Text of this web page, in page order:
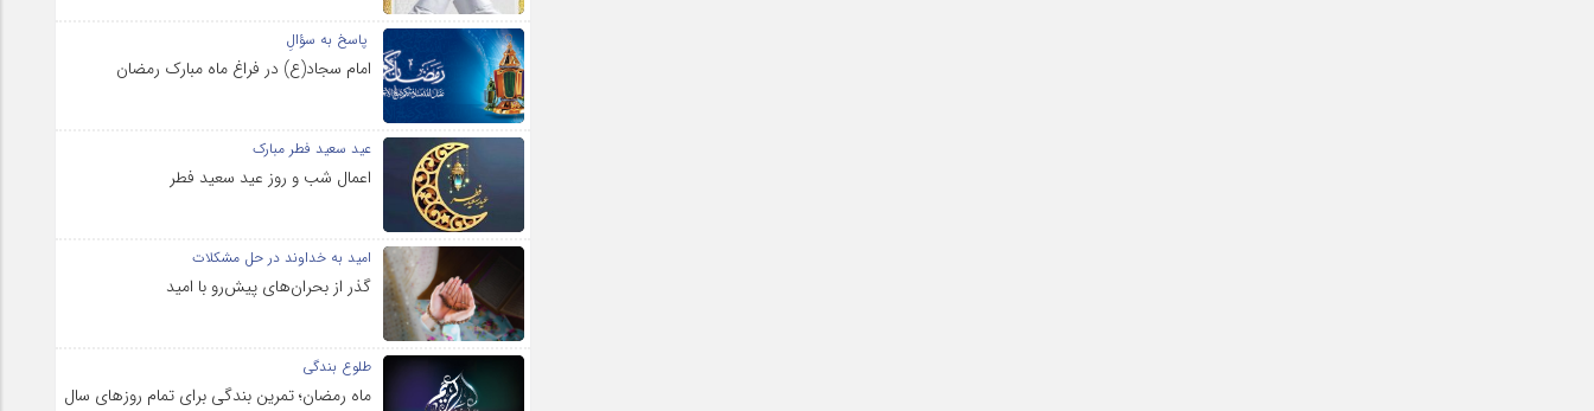
پاسخ به سؤالِ
امام سجاد(ع) در فراغ ماه مبارک رمضان
عید سعید فطر مبارک
اعمال شب و روز عید سعید فطر
امید به خداوند در حل مشکلات
گذر از بحران‌های پیش‌رو با امید
طلوع بندگی
ماه رمضان؛ تمرین بندگی برای تمام روزهای سال